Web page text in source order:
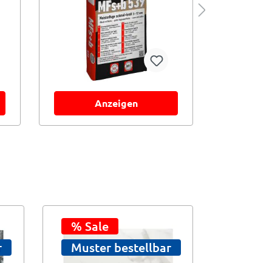
Anzeigen
% Sale
Muster bestellbar